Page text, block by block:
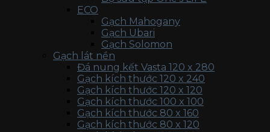
ECO
Gạch Mahogany
Gạch Ubari
Gạch Solomon
Gạch lát nền
Đá nung kết Vasta 120 x 280
Gạch kích thước 120 x 240
Gạch kích thước 120 x 120
Gạch kích thước 100 x 100
Gạch kích thước 80 x 160
Gạch kích thước 80 x 120